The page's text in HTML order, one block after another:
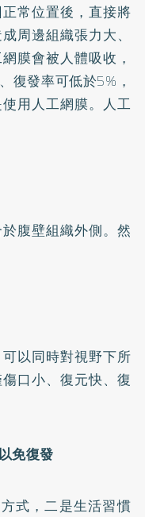
常位置後，直接將
周邊組織張力大、
膜會被人體吸收，
復發率可低於5%，
用人工網膜。人工
腹壁組織外側。然
以同時對視野下所
口小、復元快、復
免復發
式，二是生活習慣